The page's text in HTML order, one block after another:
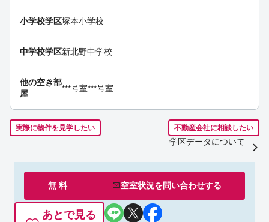
小学校学区塚本小学校
中学校学区新北野中学校
他の空き部
屋
***号室***号室
実際に物件を見学したい 不動産会社に相談したい
学区データについて
無 料 空室状況を問い合わせする
あとで見る